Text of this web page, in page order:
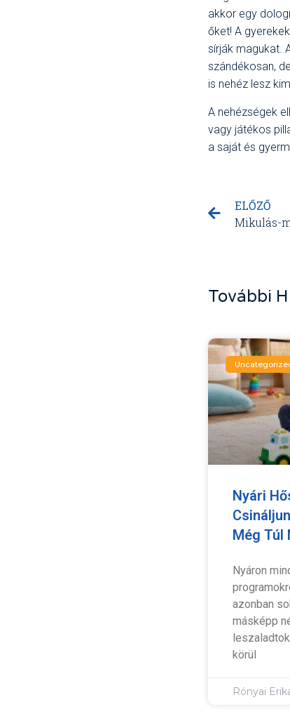
akkor egy
őket! A
sírják magukat.
szándékosan,
is nehéz lesz
A nehézségek
vagy játékos
a saját és
ELŐZŐ
További
Nyári
Még Túl
Nyáron
azonban
másképp
körül
Rónyai